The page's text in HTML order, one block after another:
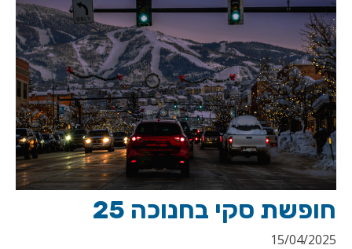
חופשת סקי בחנוכה 25
15/04/2025